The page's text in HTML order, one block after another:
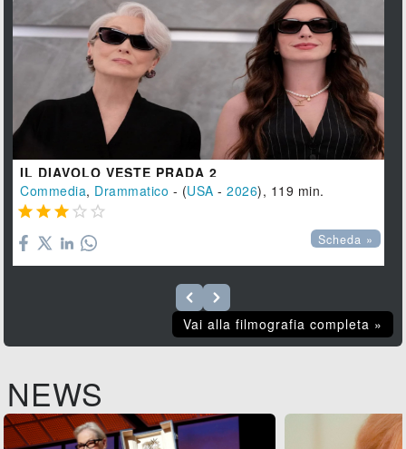
IL DIAVOLO VESTE PRADA 2
Commedia, Drammatico - (USA -2026), 119 min.
    
Scheda »
Vai alla filmografia completa »
NEWS